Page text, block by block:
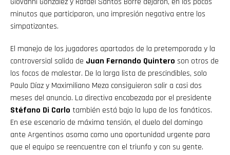
minutos que participaron, una impresión negativa entre los
simpatizantes.
El manejo de los jugadores apartados de la pretemporada y la
controversial salida de Juan Fernando Quintero son otros de
los focos de malestar. De la larga lista de prescindibles, solo
Paulo Díaz y Maximiliano Meza consiguieron salir a casi dos
meses del anuncio. La directiva encabezada por el presidente
Stéfano Di Carlo también está bajo la lupa de los fanáticos.
En ese escenario de máxima tensión, el duelo del domingo
ante Argentinos asoma como una oportunidad urgente para
que el equipo se reencuentre con el triunfo y con su gente.